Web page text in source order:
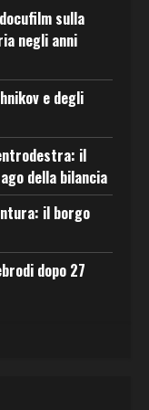
sulla
negli anni
e degli
il
della bilancia
il borgo
dopo 27